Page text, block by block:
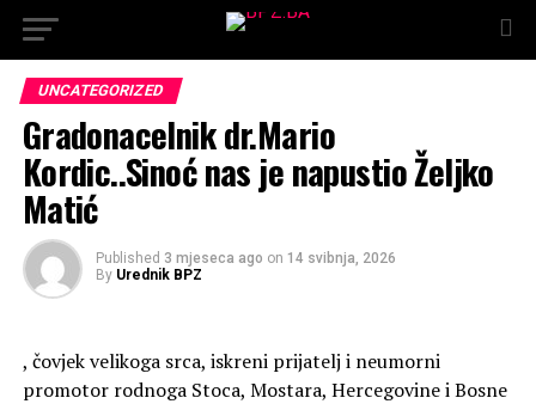
UNCATEGORIZED
Gradonacelnik dr.Mario
Kordic..Sinoć nas je napustio Željko
Matić
Published 3 mjeseca ago on 14 svibnja, 2026
By Urednik BPZ
, čovjek velikoga srca, iskreni prijatelj i neumorni
promotor rodnoga Stoca, Mostara, Hercegovine i Bosne